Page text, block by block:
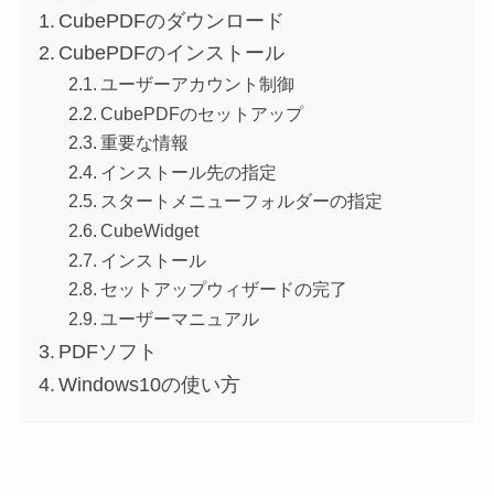
CubePDFのダウンロード
CubePDFのインストール
ユーザーアカウント制御
CubePDFのセットアップ
重要な情報
インストール先の指定
スタートメニューフォルダーの指定
CubeWidget
インストール
セットアップウィザードの完了
ユーザーマニュアル
PDFソフト
Windows10の使い方